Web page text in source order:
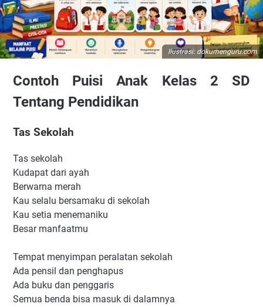
Kusambut Pagi
Manfaat Belajar Puisi bagi Siswa SD
Manfaat Tema Pendidikan dalam Puisi
Ilustrasi: dokumenguru.com
Contoh Puisi Anak Kelas 2 SD
Tentang Pendidikan
Tas Sekolah
Tas sekolah
Kudapat dari ayah
Berwarna merah
Kau selalu bersamaku di sekolah
Kau setia menemaniku
Besar manfaatmu
Tempat menyimpan peralatan sekolah
Ada pensil dan penghapus
Ada buku dan penggaris
Semua benda bisa masuk di dalamnya